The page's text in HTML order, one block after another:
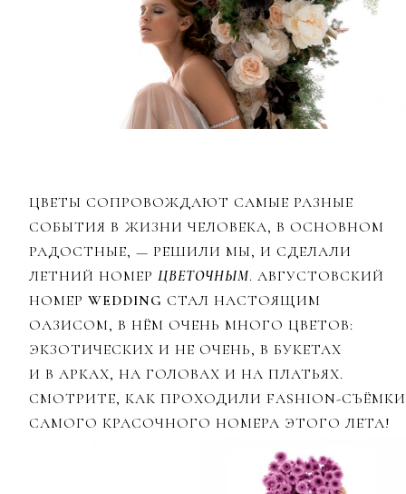
ЦВЕТЫ СОПРОВОЖДАЮТ САМЫЕ РАЗНЫЕ
СОБЫТИЯ В ЖИЗНИ ЧЕЛОВЕКА, В ОСНОВНОМ
РАДОСТНЫЕ, — РЕШИЛИ МЫ, И СДЕЛАЛИ
ЛЕТНИЙ НОМЕР ЦВЕТОЧНЫМ. АВГУСТОВСКИЙ
НОМЕР WEDDING СТАЛ НАСТОЯЩИМ
ОАЗИСОМ, В НЁМ ОЧЕНЬ МНОГО ЦВЕТОВ:
ЭКЗОТИЧЕСКИХ И НЕ ОЧЕНЬ, В БУКЕТАХ
И В АРКАХ, НА ГОЛОВАХ И НА ПЛАТЬЯХ.
СМОТРИТЕ, КАК ПРОХОДИЛИ FASHION-СЪЁМКИ
САМОГО КРАСОЧНОГО НОМЕРА ЭТОГО ЛЕТА!